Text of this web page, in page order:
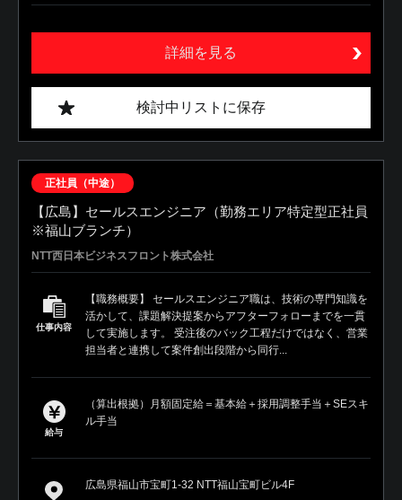
詳細を見る
検討中リストに保存
正社員（中途）
【広島】セールスエンジニア（勤務エリア特定型正社員
※福山ブランチ）
NTT西日本ビジネスフロント株式会社
仕事内容
【職務概要】 セールスエンジニア職は、技術の専門知識を
活かして、課題解決提案からアフターフォローまでを一貫
して実施します。 受注後のバック工程だけではなく、営業
担当者と連携して案件創出段階から同行...
給与
（算出根拠）月額固定給＝基本給＋採用調整手当＋SEスキ
ル手当
広島県福山市宝町1-32 NTT福山宝町ビル4F